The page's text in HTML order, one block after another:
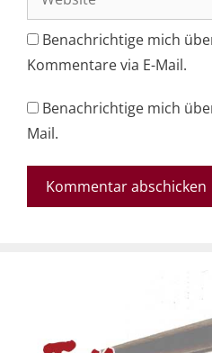
Benachrichtige mich
Kommentare via E-Mail.
Benachrichtige mich
Mail.